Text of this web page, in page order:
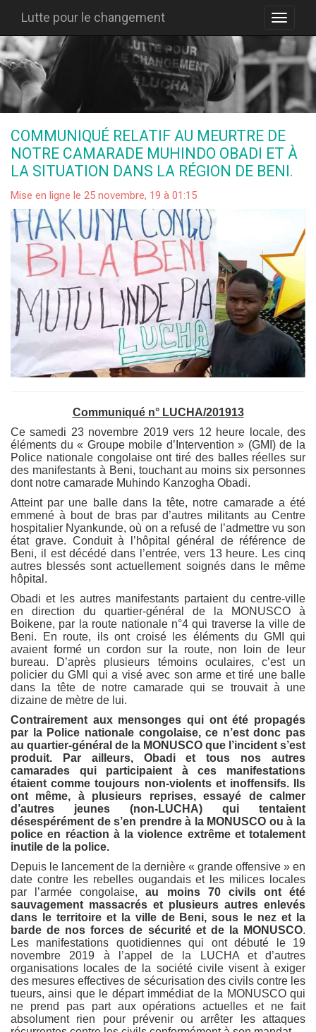
Lutte pour le changement
COMMUNIQUÉ RELATIF AU MEURTRE DE
NOTRE CAMARADE MUHINDO OBADI ET À
LA SITUATION DANS LA RÉGION DE BENI.
Mise en ligne le 25 novembre, 19 à 01:15
Communiqué n° LUCHA/201913
Ce samedi 23 novembre 2019 vers 12 heure locale, des
éléments du « Groupe mobile d’Intervention » (GMI) de la
Police nationale congolaise ont tiré des balles réelles sur
des manifestants à Beni, touchant au moins six personnes
dont notre camarade Muhindo Kanzogha Obadi.
Atteint par une balle dans la tête, notre camarade a été
emmené à bout de bras par d’autres militants au Centre
hospitalier Nyankunde, où on a refusé de l’admettre vu son
état grave. Conduit à l’hôpital général de référence de
Beni, il est décédé dans l’entrée, vers 13 heure. Les cinq
autres blessés sont actuellement soignés dans le même
hôpital.
Obadi et les autres manifestants partaient du centre-ville
en direction du quartier-général de la MONUSCO à
Boikene, par la route nationale n°4 qui traverse la ville de
Beni. En route, ils ont croisé les éléments du GMI qui
avaient formé un cordon sur la route, non loin de leur
bureau. D’après plusieurs témoins oculaires, c’est un
policier du GMI qui a visé avec son arme et tiré une balle
dans la tête de notre camarade qui se trouvait à une
dizaine de mètre de lui.
Contrairement aux mensonges qui ont été propagés
par la Police nationale congolaise, ce n’est donc pas
au quartier-général de la MONUSCO que l’incident s’est
produit. Par ailleurs, Obadi et tous nos autres
camarades qui participaient à ces manifestations
étaient comme toujours non-violents et inoffensifs. Ils
ont même, à plusieurs reprises, essayé de calmer
d’autres jeunes (non-LUCHA) qui tentaient
désespérément de s’en prendre à la MONUSCO ou à la
police en réaction à la violence extrême et totalement
inutile de la police.
Depuis le lancement de la dernière « grande offensive » en
date contre les rebelles ougandais et les milices locales
par l’armée congolaise,au moins 70 civils ont été
sauvagement massacrés et plusieurs autres enlevés
dans le territoire et la ville de Beni, sous le nez et la
barde de nos forces de sécurité et de la MONUSCO.
Les manifestations quotidiennes qui ont débuté le 19
novembre 2019 à l’appel de la LUCHA et d’autres
organisations locales de la société civile visent à exiger
des mesures effectives de sécurisation des civils contre les
tueurs, ainsi que le départ immédiat de la MONUSCO qui
ne prend pas part aux opérations actuelles et ne fait
absolument rien pour prévenir ou arrêter les attaques